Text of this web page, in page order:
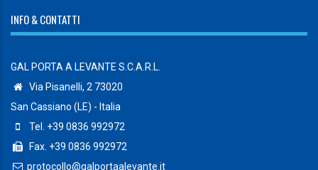
INFO & CONTATTI
GAL PORTA A LEVANTE S.C.A.R.L.
Via Pisanelli, 2 73020
San Cassiano (LE) - Italia
Tel. +39 0836 992972
Fax. +39 0836 992972
protocollo@galportaalevante.it